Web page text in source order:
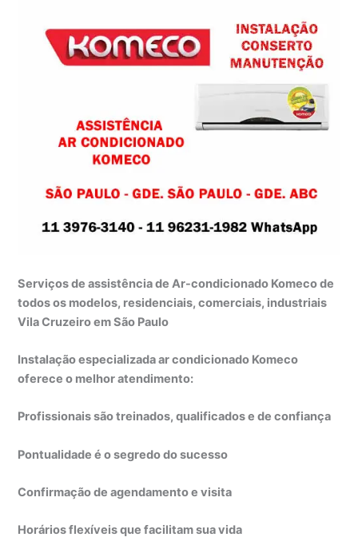
Serviços de assistência de Ar-condicionado Komeco de
todos os modelos, residenciais, comerciais, industriais
Vila Cruzeiro em São Paulo
Instalação especializada ar condicionado Komeco
oferece o melhor atendimento:
Profissionais são treinados, qualificados e de confiança
Pontualidade é o segredo do sucesso
Confirmação de agendamento e visita
Horários flexíveis que facilitam sua vida